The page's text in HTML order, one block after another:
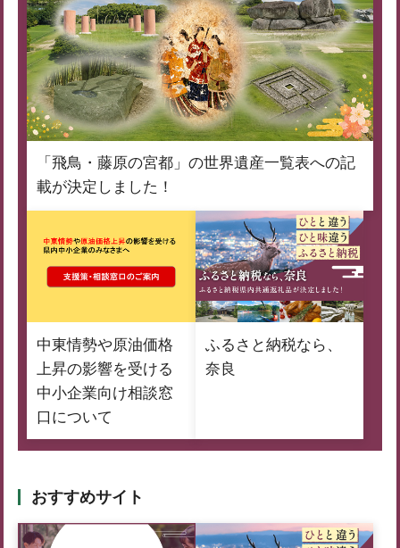
「飛鳥・藤原の宮都」の世界遺産一覧表への記
載が決定しました！
中東情勢や原油価格
上昇の影響を受ける
中小企業向け相談窓
口について
ふるさと納税なら、
奈良
おすすめサイト